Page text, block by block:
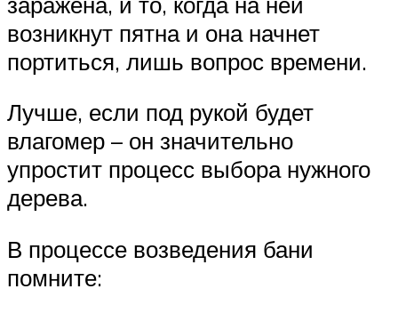
возникнут пятна и она начнет
портиться, лишь вопрос времени.
Лучше, если под рукой будет
влагомер – он значительно
упростит процесс выбора нужного
дерева.
В процессе возведения бани
помните: